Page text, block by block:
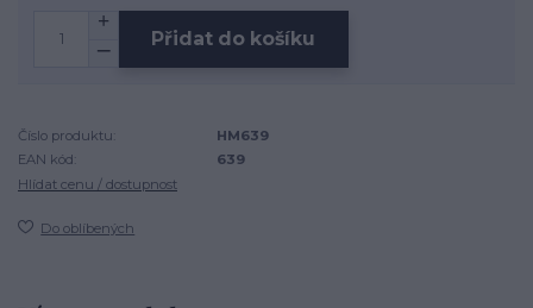
Přidat do košíku
Číslo produktu:
HM639
EAN kód:
639
Hlídat cenu / dostupnost
Do oblíbených